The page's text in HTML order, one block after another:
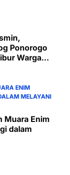
Ponorogo
Warga
ENIM
MELAYANI
Muara Enim
dalam